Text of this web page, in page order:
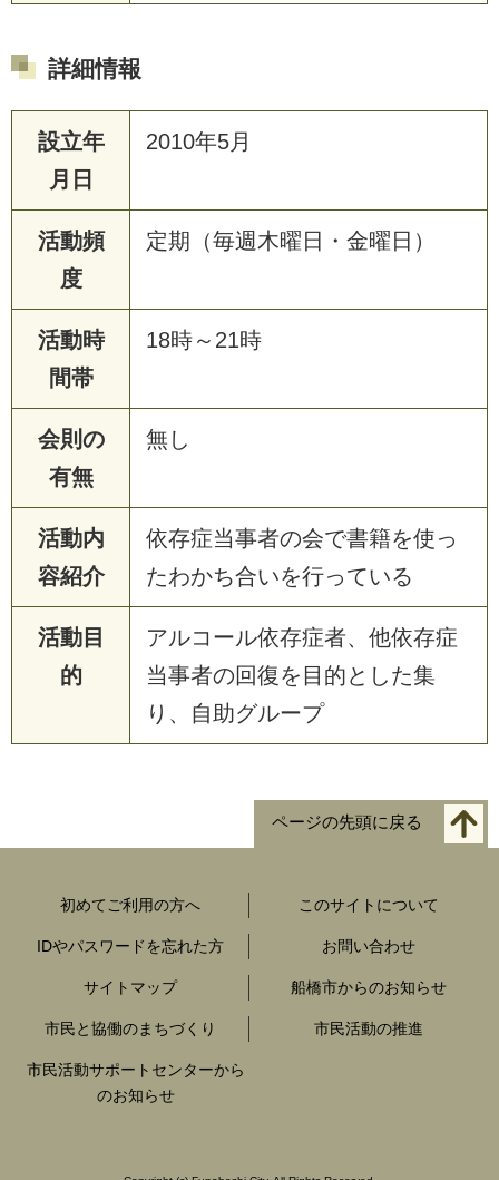
詳細情報
設立年
月日
2010年5月
活動頻
度
定期（毎週木曜日・金曜日）
活動時
間帯
18時～21時
会則の
有無
無し
活動内
容紹介
依存症当事者の会で書籍を使っ
たわかち合いを行っている
活動目
的
アルコール依存症者、他依存症
当事者の回復を目的とした集
り、自助グループ
ページの先頭に戻る
初めてご利用の方へ このサイトについて
IDやパスワードを忘れた方 お問い合わせ
サイトマップ 船橋市からのお知らせ
市民と協働のまちづくり 市民活動の推進
市民活動サポートセンターから
のお知らせ